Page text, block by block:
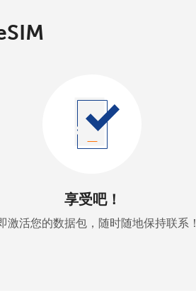
享受吧！
激活您的数据包，随时随地保持联系！